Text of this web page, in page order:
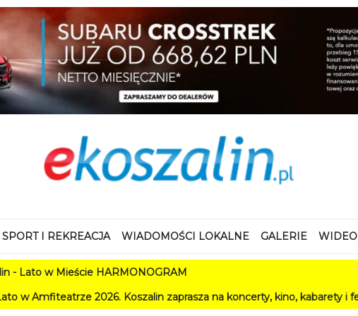
SPORT I REKREACJA WIADOMOŚCI LOKALNE GALERIE WIDEO
Mieście HARMONOGRAM
2026. Koszalin zaprasza na koncerty, kino, kabarety i festiwale